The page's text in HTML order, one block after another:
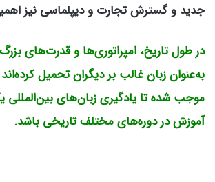
جدید و گسترش تجارت و دیپلماسی نیز
در طول تاریخ، امپراتوری‌ها و قدرت‌های
به‌عنوان زبان غالب بر دیگران تحمیل
موجب شده تا یادگیری زبان‌های بین‌المللی
آموزش در دوره‌های مختلف تاریخی باشد.